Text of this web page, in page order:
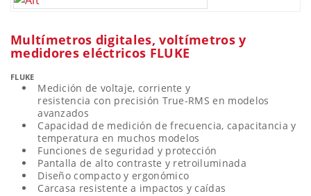
Multímetros digitales, voltímetros y
medidores eléctricos FLUKE
FLUKE
Medición de voltaje, corriente y
resistencia con precisión True-RMS en modelos
avanzados
Capacidad de medición de frecuencia, capacitancia y
temperatura en muchos modelos
Funciones de seguridad y protección
Pantalla de alto contraste y retroiluminada
Diseño compacto y ergonómico
Carcasa resistente a impactos y caídas